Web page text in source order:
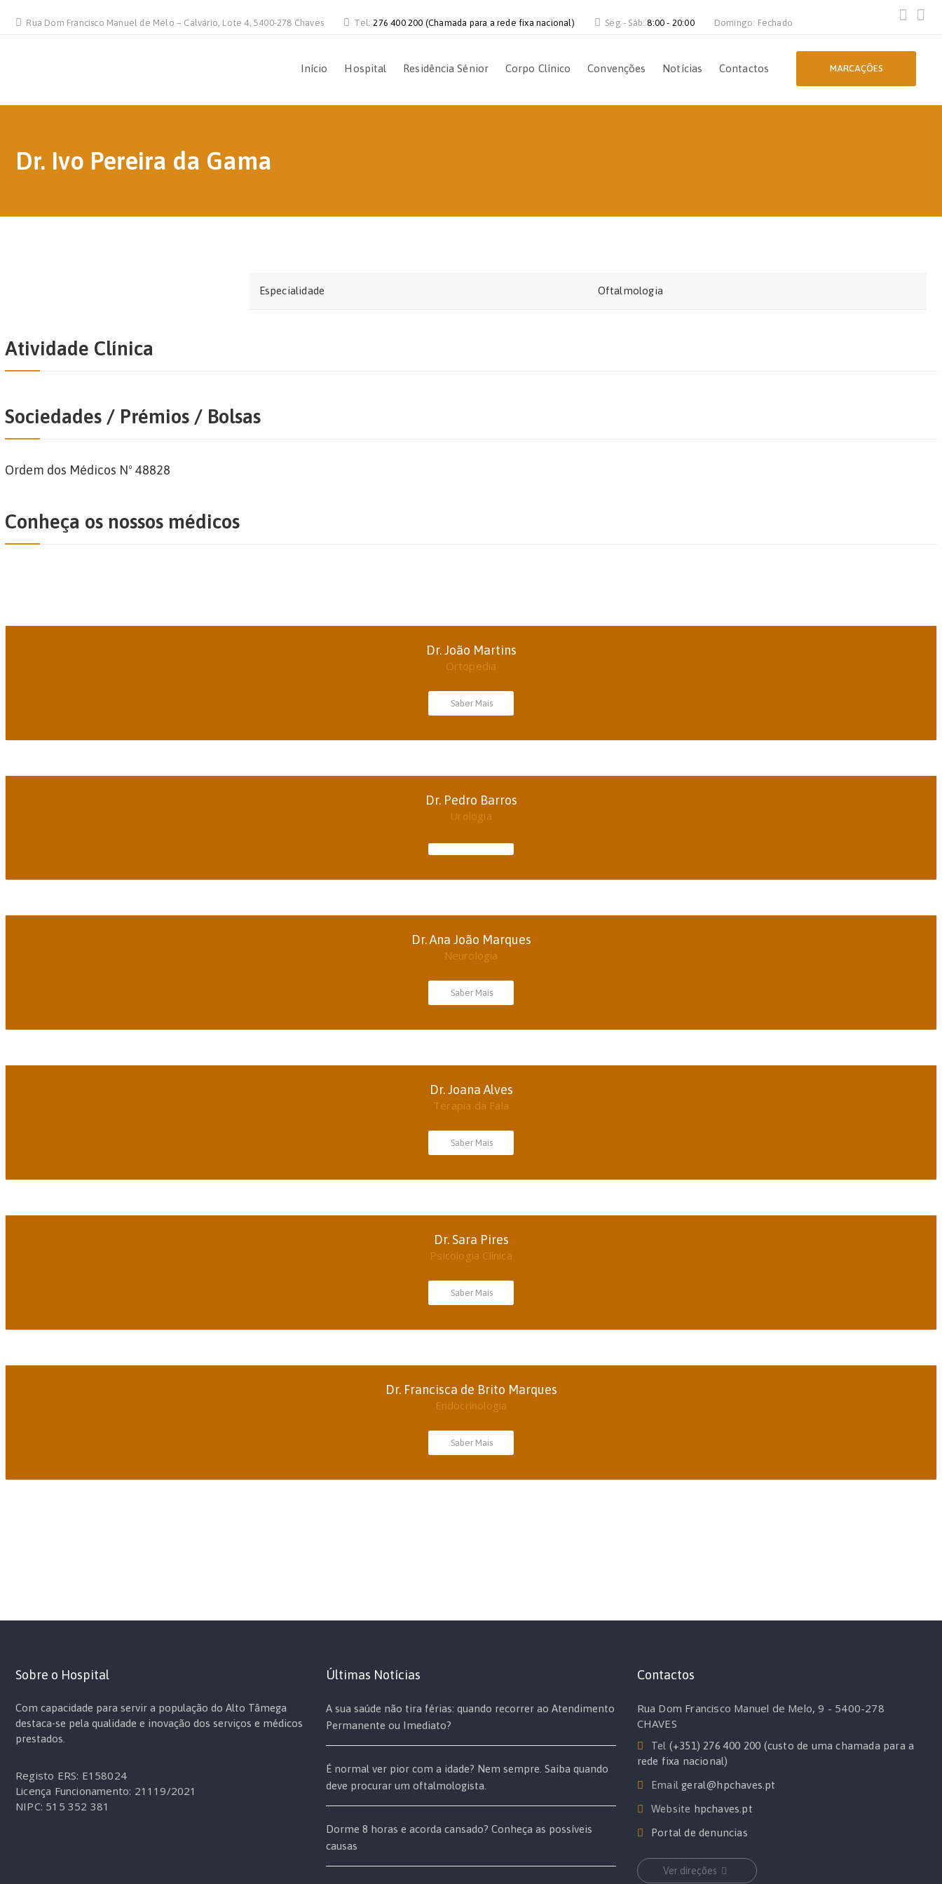
Rua Dom Francisco Manuel de Melo – Calvário, Lote 4, 5400-278 Chaves Tel:276 400 200 (Chamada para a rede fixa nacional) Seg - Sáb:8:00 - 20:00 Domingo: Fechado
Início Hospital Residência Sénior Corpo Clínico Convenções Notícias Contactos MARCAÇÕES
Dr. Ivo Pereira da Gama
Especialidade Oftalmologia
Atividade Clínica
Sociedades / Prémios / Bolsas
Ordem dos Médicos Nº 48828
Conheça os nossos médicos
Dr. João Martins
Ortopedia
Saber Mais
Dr. Pedro Barros
Urologia
Dr. Ana João Marques
Neurologia
Saber Mais
Dr. Joana Alves
Terapia da Fala
Saber Mais
Dr. Sara Pires
Psicologia Clínica
Saber Mais
Dr. Francisca de Brito Marques
Endocrinologia
Saber Mais
Sobre o Hospital
Com capacidade para servir a população do Alto Tâmega
destaca-se pela qualidade e inovação dos serviços e médicos
prestados.
Registo ERS: E158024
Licença Funcionamento: 21119/2021
NIPC: 515 352 381
Últimas Notícias
A sua saúde não tira férias: quando recorrer ao Atendimento
Permanente ou Imediato?
É normal ver pior com a idade? Nem sempre. Saiba quando
deve procurar um oftalmologista.
Dorme 8 horas e acorda cansado? Conheça as possíveis
causas
Contactos
Rua Dom Francisco Manuel de Melo, 9 - 5400-278
CHAVES
Tel (+351) 276 400 200 (custo de uma chamada para a
rede fixa nacional)
Emailgeral@hpchaves.pt
Website hpchaves.pt
Portal de denuncias
Ver direções